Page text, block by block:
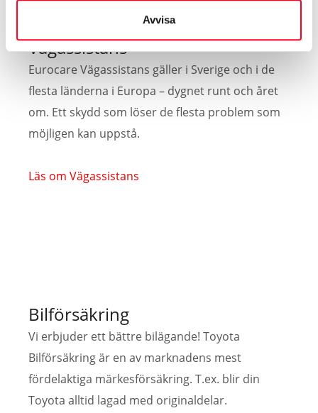
Avvisa
Vägassistans
Eurocare Vägassistans gäller i Sverige och i de
flesta länderna i Europa – dygnet runt och året
om. Ett skydd som löser de flesta problem som
möjligen kan uppstå.
Läs om Vägassistans
Bilförsäkring
Vi erbjuder ett bättre bilägande! Toyota
Bilförsäkring är en av marknadens mest
fördelaktiga märkesförsäkring. T.ex. blir din
Toyota alltid lagad med originaldelar.